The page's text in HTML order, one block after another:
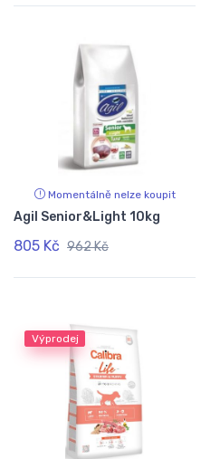
Momentálně nelze koupit
Agil Senior&Light 10kg
805 Kč 962 Kč
Výprodej